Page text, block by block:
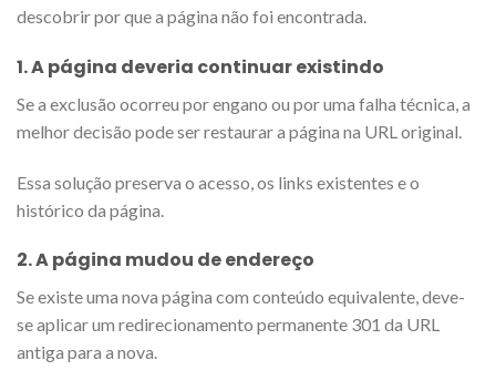
descobrir por que a página não foi encontrada.
1. A página deveria continuar existindo
Se a exclusão ocorreu por engano ou por uma falha técnica, a
melhor decisão pode ser restaurar a página na URL original.
Essa solução preserva o acesso, os links existentes e o
histórico da página.
2. A página mudou de endereço
Se existe uma nova página com conteúdo equivalente, deve-
se aplicar um redirecionamento permanente 301 da URL
antiga para a nova.